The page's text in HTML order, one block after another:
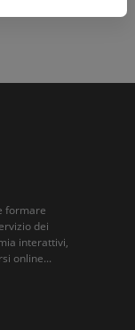
formare
dei
interattivi,
online...